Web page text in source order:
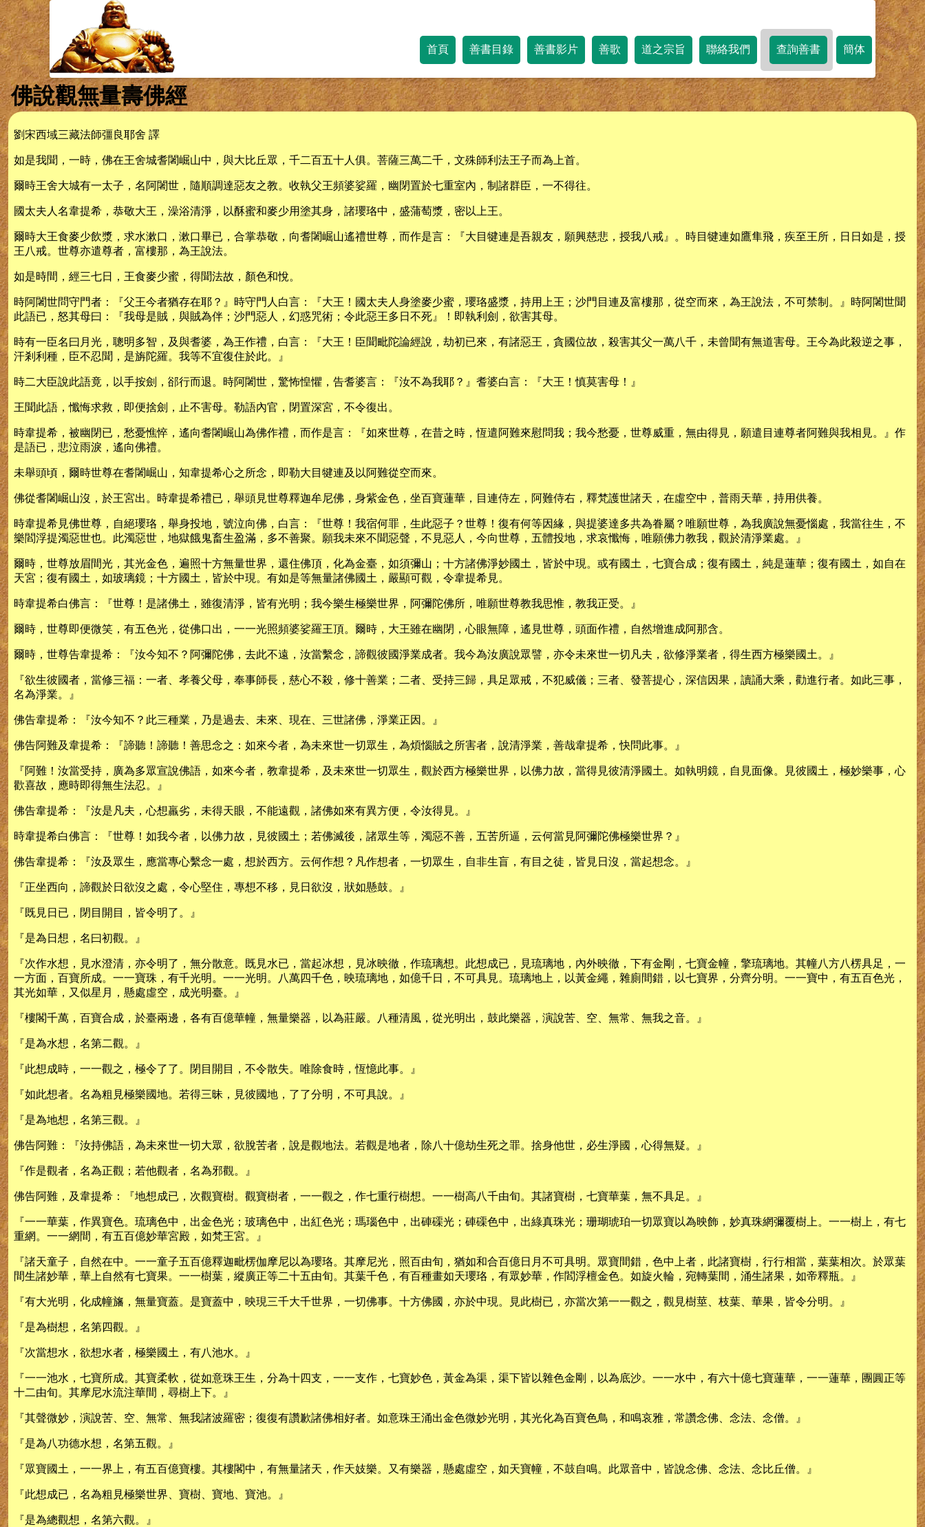
首頁 善書目錄 善書影片 善歌 道之宗旨 聯絡我們 查詢善書 簡体
佛說觀無量壽佛經
劉宋西域三藏法師彊良耶舍 譯
如是我聞，一時，佛在王舍城耆闍崛山中，與大比丘眾，千二百五十人俱。菩薩三萬二千，文殊師利法王子而為上首。
爾時王舍大城有一太子，名阿闍世，隨順調達惡友之教。收執父王頻婆娑羅，幽閉置於七重室內，制諸群臣，一不得往。
國太夫人名韋提希，恭敬大王，澡浴清淨，以酥蜜和麥少用塗其身，諸瓔珞中，盛蒲萄漿，密以上王。
爾時大王食麥少飲漿，求水漱口，漱口畢已，合掌恭敬，向耆闍崛山遙禮世尊，而作是言：『大目犍連是吾親友，願興慈悲，授我八戒』。時目犍連如鷹隼飛，疾至王所，日日如是，授
王八戒。世尊亦遣尊者，富樓那，為王說法。
如是時間，經三七日，王食麥少蜜，得聞法故，顏色和悅。
時阿闍世問守門者：『父王今者猶存在耶？』時守門人白言：『大王！國太夫人身塗麥少蜜，瓔珞盛漿，持用上王；沙門目連及富樓那，從空而來，為王說法，不可禁制。』時阿闍世聞
此語已，怒其母曰：『我母是賊，與賊為伴；沙門惡人，幻惑咒術；令此惡王多日不死』！即執利劍，欲害其母。
時有一臣名曰月光，聰明多智，及與耆婆，為王作禮，白言：『大王！臣聞毗陀論經說，劫初已來，有諸惡王，貪國位故，殺害其父一萬八千，未曾聞有無道害母。王今為此殺逆之事，
汗剎利種，臣不忍聞，是旃陀羅。我等不宜復住於此。』
時二大臣說此語竟，以手按劍，郤行而退。時阿闍世，驚怖惶懼，告耆婆言：『汝不為我耶？』耆婆白言：『大王！慎莫害母！』
王聞此語，懺悔求救，即便捨劍，止不害母。勒語內官，閉置深宮，不令復出。
時韋提希，被幽閉已，愁憂憔悴，遙向耆闍崛山為佛作禮，而作是言：『如來世尊，在昔之時，恆遣阿難來慰問我；我今愁憂，世尊威重，無由得見，願遣目連尊者阿難與我相見。』作
是語已，悲泣雨淚，遙向佛禮。
未舉頭頃，爾時世尊在耆闍崛山，知韋提希心之所念，即勒大目犍連及以阿難從空而來。
佛從耆闍崛山沒，於王宮出。時韋提希禮已，舉頭見世尊釋迦牟尼佛，身紫金色，坐百寶蓮華，目連侍左，阿難侍右，釋梵護世諸天，在虛空中，普雨天華，持用供養。
時韋提希見佛世尊，自絕瓔珞，舉身投地，號泣向佛，白言：『世尊！我宿何罪，生此惡子？世尊！復有何等因緣，與提婆達多共為眷屬？唯願世尊，為我廣說無憂惱處，我當往生，不
樂閻浮提濁惡世也。此濁惡世，地獄餓鬼畜生盈滿，多不善聚。願我未來不聞惡聲，不見惡人，今向世尊，五體投地，求哀懺悔，唯願佛力教我，觀於清淨業處。』
爾時，世尊放眉間光，其光金色，遍照十方無量世界，還住佛頂，化為金臺，如須彌山；十方諸佛淨妙國土，皆於中現。或有國土，七寶合成；復有國土，純是蓮華；復有國土，如自在
天宮；復有國土，如玻璃鏡；十方國土，皆於中現。有如是等無量諸佛國土，嚴顯可觀，令韋提希見。
時韋提希白佛言：『世尊！是諸佛土，雖復清淨，皆有光明；我今樂生極樂世界，阿彌陀佛所，唯願世尊教我思惟，教我正受。』
爾時，世尊即便微笑，有五色光，從佛口出，一一光照頻婆娑羅王頂。爾時，大王雖在幽閉，心眼無障，遙見世尊，頭面作禮，自然增進成阿那含。
爾時，世尊告韋提希：『汝今知不？阿彌陀佛，去此不遠，汝當繫念，諦觀彼國淨業成者。我今為汝廣說眾譬，亦令未來世一切凡夫，欲修淨業者，得生西方極樂國土。』
『欲生彼國者，當修三福：一者、孝養父母，奉事師長，慈心不殺，修十善業；二者、受持三歸，具足眾戒，不犯威儀；三者、發菩提心，深信因果，讀誦大乘，勸進行者。如此三事，
名為淨業。』
佛告韋提希：『汝今知不？此三種業，乃是過去、未來、現在、三世諸佛，淨業正因。』
佛告阿難及韋提希：『諦聽！諦聽！善思念之：如來今者，為未來世一切眾生，為煩惱賊之所害者，說清淨業，善哉韋提希，快問此事。』
『阿難！汝當受持，廣為多眾宣說佛語，如來今者，教韋提希，及未來世一切眾生，觀於西方極樂世界，以佛力故，當得見彼清淨國土。如執明鏡，自見面像。見彼國土，極妙樂事，心
歡喜故，應時即得無生法忍。』
佛告韋提希：『汝是凡夫，心想羸劣，未得天眼，不能遠觀，諸佛如來有異方便，令汝得見。』
時韋提希白佛言：『世尊！如我今者，以佛力故，見彼國土；若佛滅後，諸眾生等，濁惡不善，五苦所逼，云何當見阿彌陀佛極樂世界？』
佛告韋提希：『汝及眾生，應當專心繫念一處，想於西方。云何作想？凡作想者，一切眾生，自非生盲，有目之徒，皆見日沒，當起想念。』
『正坐西向，諦觀於日欲沒之處，令心堅住，專想不移，見日欲沒，狀如懸鼓。』
『既見日已，閉目開目，皆令明了。』
『是為日想，名曰初觀。』
『次作水想，見水澄清，亦令明了，無分散意。既見水已，當起冰想，見冰映徹，作琉璃想。此想成已，見琉璃地，內外映徹，下有金剛，七寶金幢，擎琉璃地。其幢八方八楞具足，一
一方面，百寶所成。一一寶珠，有千光明。一一光明。八萬四千色，映琉璃地，如億千日，不可具見。琉璃地上，以黃金繩，雜廁間錯，以七寶界，分齊分明。一一寶中，有五百色光，
其光如華，又似星月，懸處虛空，成光明臺。』
『樓閣千萬，百寶合成，於臺兩邊，各有百億華幢，無量樂器，以為莊嚴。八種清風，從光明出，鼓此樂器，演說苦、空、無常、無我之音。』
『是為水想，名第二觀。』
『此想成時，一一觀之，極令了了。閉目開目，不令散失。唯除食時，恆憶此事。』
『如此想者。名為粗見極樂國地。若得三昧，見彼國地，了了分明，不可具說。』
『是為地想，名第三觀。』
佛告阿難：『汝持佛語，為未來世一切大眾，欲脫苦者，說是觀地法。若觀是地者，除八十億劫生死之罪。捨身他世，必生淨國，心得無疑。』
『作是觀者，名為正觀；若他觀者，名為邪觀。』
佛告阿難，及韋提希：『地想成已，次觀寶樹。觀寶樹者，一一觀之，作七重行樹想。一一樹高八千由旬。其諸寶樹，七寶華葉，無不具足。』
『一一華葉，作異寶色。琉璃色中，出金色光；玻璃色中，出紅色光；瑪瑙色中，出硨磲光；硨磲色中，出綠真珠光；珊瑚琥珀一切眾寶以為映飾，妙真珠網彌覆樹上。一一樹上，有七
重網。一一網間，有五百億妙華宮殿，如梵王宮。』
『諸天童子，自然在中。一一童子五百億釋迦毗楞伽摩尼以為瓔珞。其摩尼光，照百由旬，猶如和合百億日月不可具明。眾寶間錯，色中上者，此諸寶樹，行行相當，葉葉相次。於眾葉
間生諸妙華，華上自然有七寶果。一一樹葉，縱廣正等二十五由旬。其葉千色，有百種畫如天瓔珞，有眾妙華，作閻浮檀金色。如旋火輪，宛轉葉間，涌生諸果，如帝釋瓶。』
『有大光明，化成幢旛，無量寶蓋。是寶蓋中，映現三千大千世界，一切佛事。十方佛國，亦於中現。見此樹已，亦當次第一一觀之，觀見樹莖、枝葉、華果，皆令分明。』
『是為樹想，名第四觀。』
『次當想水，欲想水者，極樂國土，有八池水。』
『一一池水，七寶所成。其寶柔軟，從如意珠王生，分為十四支，一一支作，七寶妙色，黃金為渠，渠下皆以雜色金剛，以為底沙。一一水中，有六十億七寶蓮華，一一蓮華，團圓正等
十二由旬。其摩尼水流注華間，尋樹上下。』
『其聲微妙，演說苦、空、無常、無我諸波羅密；復復有讚歉諸佛相好者。如意珠王涌出金色微妙光明，其光化為百寶色鳥，和鳴哀雅，常讚念佛、念法、念僧。』
『是為八功德水想，名第五觀。』
『眾寶國土，一一界上，有五百億寶樓。其樓閣中，有無量諸天，作天妓樂。又有樂器，懸處虛空，如天寶幢，不鼓自鳴。此眾音中，皆說念佛、念法、念比丘僧。』
『此想成已，名為粗見極樂世界、寶樹、寶地、寶池。』
『是為總觀想，名第六觀。』